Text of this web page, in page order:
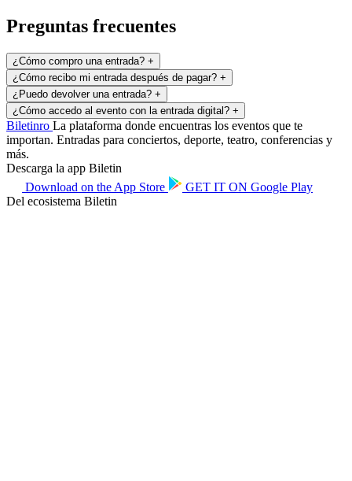
Preguntas frecuentes
¿Cómo compro una entrada? +
¿Cómo recibo mi entrada después de pagar? +
¿Puedo devolver una entrada? +
¿Cómo accedo al evento con la entrada digital? +
Biletinro La plataforma donde encuentras los eventos que te
importan. Entradas para conciertos, deporte, teatro, conferencias y
más.
Descarga la app Biletin
Download on the App Store GET IT ON Google Play
Del ecosistema Biletin